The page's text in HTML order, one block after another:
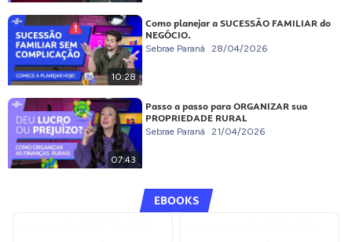
10:28
Como planejar a SUCESSÃO FAMILIAR do
NEGÓCIO.
Sebrae Paraná 28/04/2026
07:43
Passo a passo para ORGANIZAR sua
PROPRIEDADE RURAL
Sebrae Paraná 21/04/2026
EBOOKS